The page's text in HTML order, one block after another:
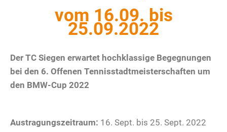
vom 16.09. bis
25.09.2022
Der TC Siegen erwartet hochklassige Begegnungen
bei den 6. Offenen Tennisstadtmeisterschaften um
den BMW-Cup 2022
Austragungszeitraum: 16. Sept. bis 25. Sept. 2022